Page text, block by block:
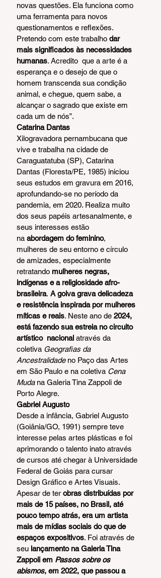
novas questões. Ela funciona como
uma ferramenta para novos
questionamentos e reflexões.
Pretendo com este trabalho dar
mais significados às necessidades
humanas. Acredito  que a arte é a
esperança e o desejo de que o
homem transcenda sua condição
animal, e chegue, quem sabe, a
alcançar o sagrado que existe em
cada um de nós”.
Catarina Dantas
Xilogravadora pernambucana que
vive e trabalha na cidade de
Caraguatatuba (SP), Catarina
Dantas (Floresta/PE, 1985) iniciou
seus estudos em gravura em 2016,
aprofundando-se no período da
pandemia, em 2020. Realiza muito
dos seus papéis artesanalmente, e
seus interesses estão
na abordagem do feminino,
mulheres de seu entorno e círculo
de amizades, especialmente
retratando mulheres negras,
indígenas e a religiosidade afro-
brasileira. A goiva grava delicadeza
e resistência inspirada por mulheres
míticas e reais. Neste ano de 2024,
está fazendo sua estreia no circuito
artístico  nacional através da
coletiva Geografias da
Ancestralidade no Paço das Artes
em São Paulo e na coletiva Cena
Muda na Galeria Tina Zappoli de
Porto Alegre.
Gabriel Augusto
Desde a infância, Gabriel Augusto
(Goiânia/GO, 1991) sempre teve
interesse pelas artes plásticas e foi
aprimorando o talento inato através
de cursos até chegar à Universidade
Federal de Goiás para cursar
Design Gráfico e Artes Visuais.
Apesar de ter obras distribuídas por
mais de 15 países, no Brasil, até
pouco tempo atrás, era um artista
mais de mídias sociais do que de
espaços expositivos. Foi através de
seu lançamento na Galeria Tina
Zappoli em Passos sobre os
abismos, em 2022, que passou a